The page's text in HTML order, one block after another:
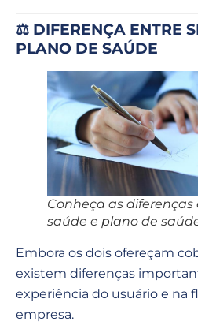
⚖️ DIFERENÇA ENTRE
PLANO DE SAÚDE
Conheça as
saúde e plano de
Embora os dois ofereçam
existem diferenças
experiência do usuário e na
empresa.